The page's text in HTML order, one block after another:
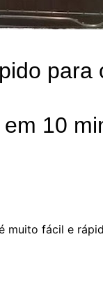
para
10
muito fácil e